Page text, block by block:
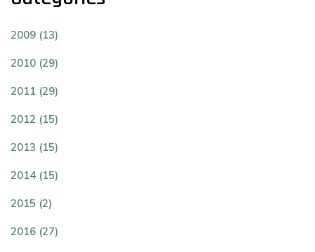
2009 (13)
2010 (29)
2011 (29)
2012 (15)
2013 (15)
2014 (15)
2015 (2)
2016 (27)